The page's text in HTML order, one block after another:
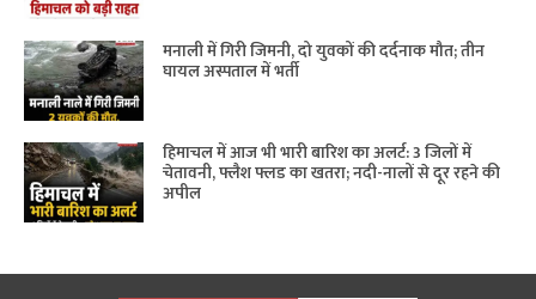
मनाली में गिरी जिमनी, दो युवकों की दर्दनाक मौत; तीन
घायल अस्पताल में भर्ती
हिमाचल में आज भी भारी बारिश का अलर्ट: 3 जिलों में
चेतावनी, फ्लैश फ्लड का खतरा; नदी-नालों से दूर रहने की
अपील